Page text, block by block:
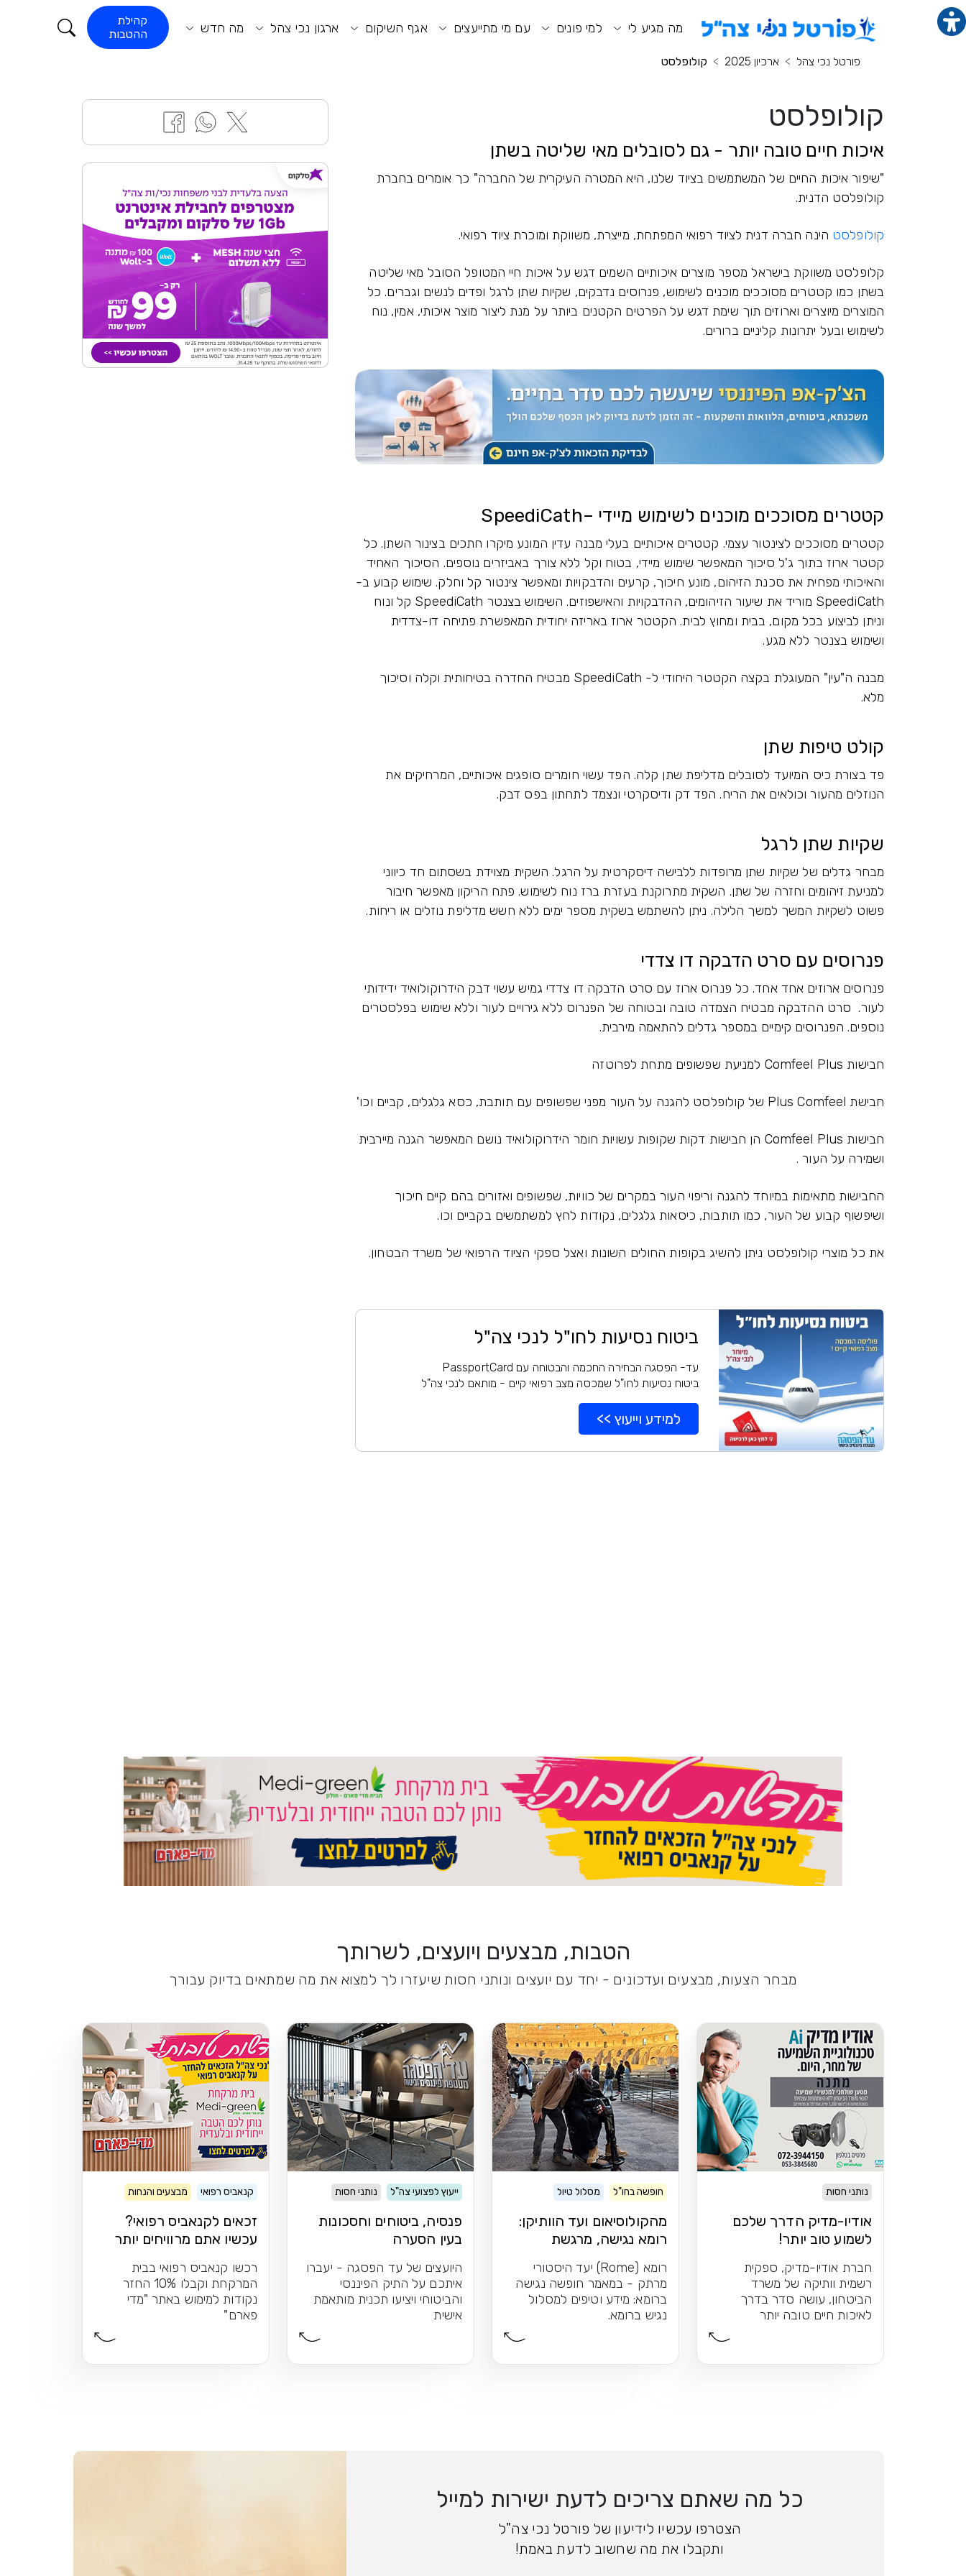
מה מגיע לי למי פונים עם מי מתייעצים אגף השיקום ארגון נכי צהל מה חדש
קהילת
ההטבות
פורטל נכי צהל
ארכיון 2025 קולופלסט
קולופלסט
איכות חיים טובה יותר - גם לסובלים מאי שליטה בשתן
"שיפור איכות החיים של המשתמשים בציוד שלנו, היא המטרה העיקרית של החברה" כך אומרים בחברת
קולופלסט הדנית.
קולופלסט הינה חברה דנית לציוד רפואי המפתחת, מייצרת, משווקת ומוכרת ציוד רפואי.
קלופלסט משווקת בישראל מספר מוצרים איכותיים השמים דגש על איכות חיי המטופל הסובל מאי שליטה
בשתן כמו קטטרים מסוככים מוכנים לשימוש, פנרוסים נדבקים, שקיות שתן לרגל ופדים לנשים וגברים. כל
המוצרים מיוצרים וארוזים תוך שימת דגש על הפרטים הקטנים ביותר על מנת ליצור מוצר איכותי, אמין, נוח
לשימוש ובעל יתרונות קליניים ברורים.
קטטרים מסוככים מוכנים לשימוש מיידי –SpeediCath
קטטרים מסוככים לצינטור עצמי. קטטרים איכותיים בעלי מבנה עדין המונע מיקרו חתכים בצינור השתן. כל
קטטר ארוז בתוך ג'ל סיכוך המאפשר שימוש מיידי, בטוח וקל ללא צורך באביזרים נוספים. הסיכוך האחיד
והאיכותי מפחית את סכנת הזיהום, מונע חיכוך, קרעים והדבקויות ומאפשר צינטור קל וחלק. שימוש קבוע ב-
SpeediCath מוריד את שיעור הזיהומים, ההדבקויות והאישפוזים. השימוש בצנטר SpeediCath קל ונוח
וניתן לביצוע בכל מקום, בבית ומחוץ לבית. הקטטר ארוז באריזה יחודית המאפשרת פתיחה דו-צדדית
ושימוש בצנטר ללא מגע.
מבנה ה"עין" המעוגלת בקצה הקטטר היחודי ל- SpeediCath מבטיח החדרה בטיחותית וקלה וסיכוך
מלא.
קולט טיפות שתן
פד בצורת כיס המיועד לסובלים מדליפת שתן קלה. הפד עשוי חומרים סופגים איכותיים, המרחיקים את
הנוזלים מהעור וכולאים את הריח. הפד דק ודיסקרטי ונצמד לתחתון בפס דבק.
שקיות שתן לרגל
מבחר גדלים של שקיות שתן מרופדות ללבישה דיסקרטית על הרגל. השקית מצוידת בשסתום חד כיווני
למניעת זיהומים וחזרה של שתן. השקית מתרוקנת בעזרת ברז נוח לשימוש. פתח הריקון מאפשר חיבור
פשוט לשקיות המשך למשך הלילה. ניתן להשתמש בשקית מספר ימים ללא חשש מדליפת נוזלים או ריחות.
פנרוסים עם סרט הדבקה דו צדדי
פנרוסים ארוזים אחד אחד. כל פנרוס ארוז עם סרט הדבקה דו צדדי גמיש עשוי דבק הידרוקולואיד ידידותי
לעור. סרט ההדבקה מבטיח הצמדה טובה ובטוחה של הפנרוס ללא גירויים לעור וללא שימוש בפלסטרים
נוספים. הפנרוסים קימיים במספר גדלים להתאמה מירבית.
חבישות Comfeel Plus למניעת שפשופים מתחת לפרוטזה
חבישת Plus Comfeel של קולופלסט להגנה על העור מפני שפשופים עם תותבת, כסא גלגלים, קביים וכו'
חבישות Comfeel Plus הן חבישות דקות שקופות עשויות חומר הידרוקולואיד נושם המאפשר הגנה מיירבית
ושמירה על העור .
החבישות מתאימות במיוחד להגנה וריפוי העור במקרים של כוויות, שפשופים ואזורים בהם קיים חיכוך
ושיפשוף קבוע של העור, כמו תותבות, כיסאות גלגלים, נקודות לחץ למשתמשים בקביים וכו.
את כל מוצרי קולופלסט ניתן להשיג בקופות החולים השונות ואצל ספקי הציוד הרפואי של משרד הבטחון.
ביטוח נסיעות לחו"ל לנכי צה"ל
עד- הפסגה הבחירה החכמה והבטוחה עם PassportCard
ביטוח נסיעות לחו"ל שמכסה מצב רפואי קיים - מותאם לנכי צה"ל
למידע וייעוץ >>
הטבות, מבצעים ויועצים, לשרותך
מבחר הצעות, מבצעים ועדכונים - יחד עם יועצים ונותני חסות שיעזרו לך למצוא את מה שמתאים בדיוק עבורך
נותני חסות
אודיו-מדיק הדרך שלכם
לשמוע טוב יותר!
חברת אודיו-מדיק, ספקית
רשמית וותיקה של משרד
הביטחון, עושה סדר בדרך
לאיכות חיים טובה יותר
חופשה בחו"ל מסלול טיול
מהקולוסיאום ועד הוותיקן:
רומא נגישה, מרגשת
ומתאימה לכל אחד
רומא (Rome) יעד היסטורי
מרתק - במאמר חופשה נגישה
ברומא: מידע וטיפים למסלול
נגיש ברומא.
ייעוץ לפצועי צה"ל נותני חסות
פנסיה, ביטוחים וחסכונות
בעין הסערה
היועצים של עד הפסגה - יעברו
איתכם על התיק הפיננסי
והביטוחי ויציעו תכנית מותאמת
אישית
קנאביס רפואי מבצעים והנחות
זכאים לקנאביס רפואי?
עכשיו אתם מרוויחים יותר
רכשו קנאביס רפואי בבית
המרקחת וקבלו 10% החזר
נקודות למימוש באתר "מדי
פארם"
כל מה שאתם צריכים לדעת ישירות למייל
הצטרפו עכשיו לידיעון של פורטל נכי צה"ל
ותקבלו את מה שחשוב לדעת באמת!
תוכן מרכזי מנוע חיפוש תפריט ראשי תפריט נגישות קורא התוכן